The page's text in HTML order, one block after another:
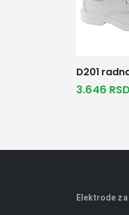
D201
3.646 RSD
Elektrode